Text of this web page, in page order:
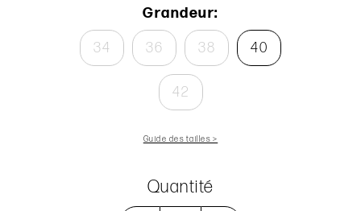
Grandeur:
34 36 38 40
42
Guide des tailles >
Quantité